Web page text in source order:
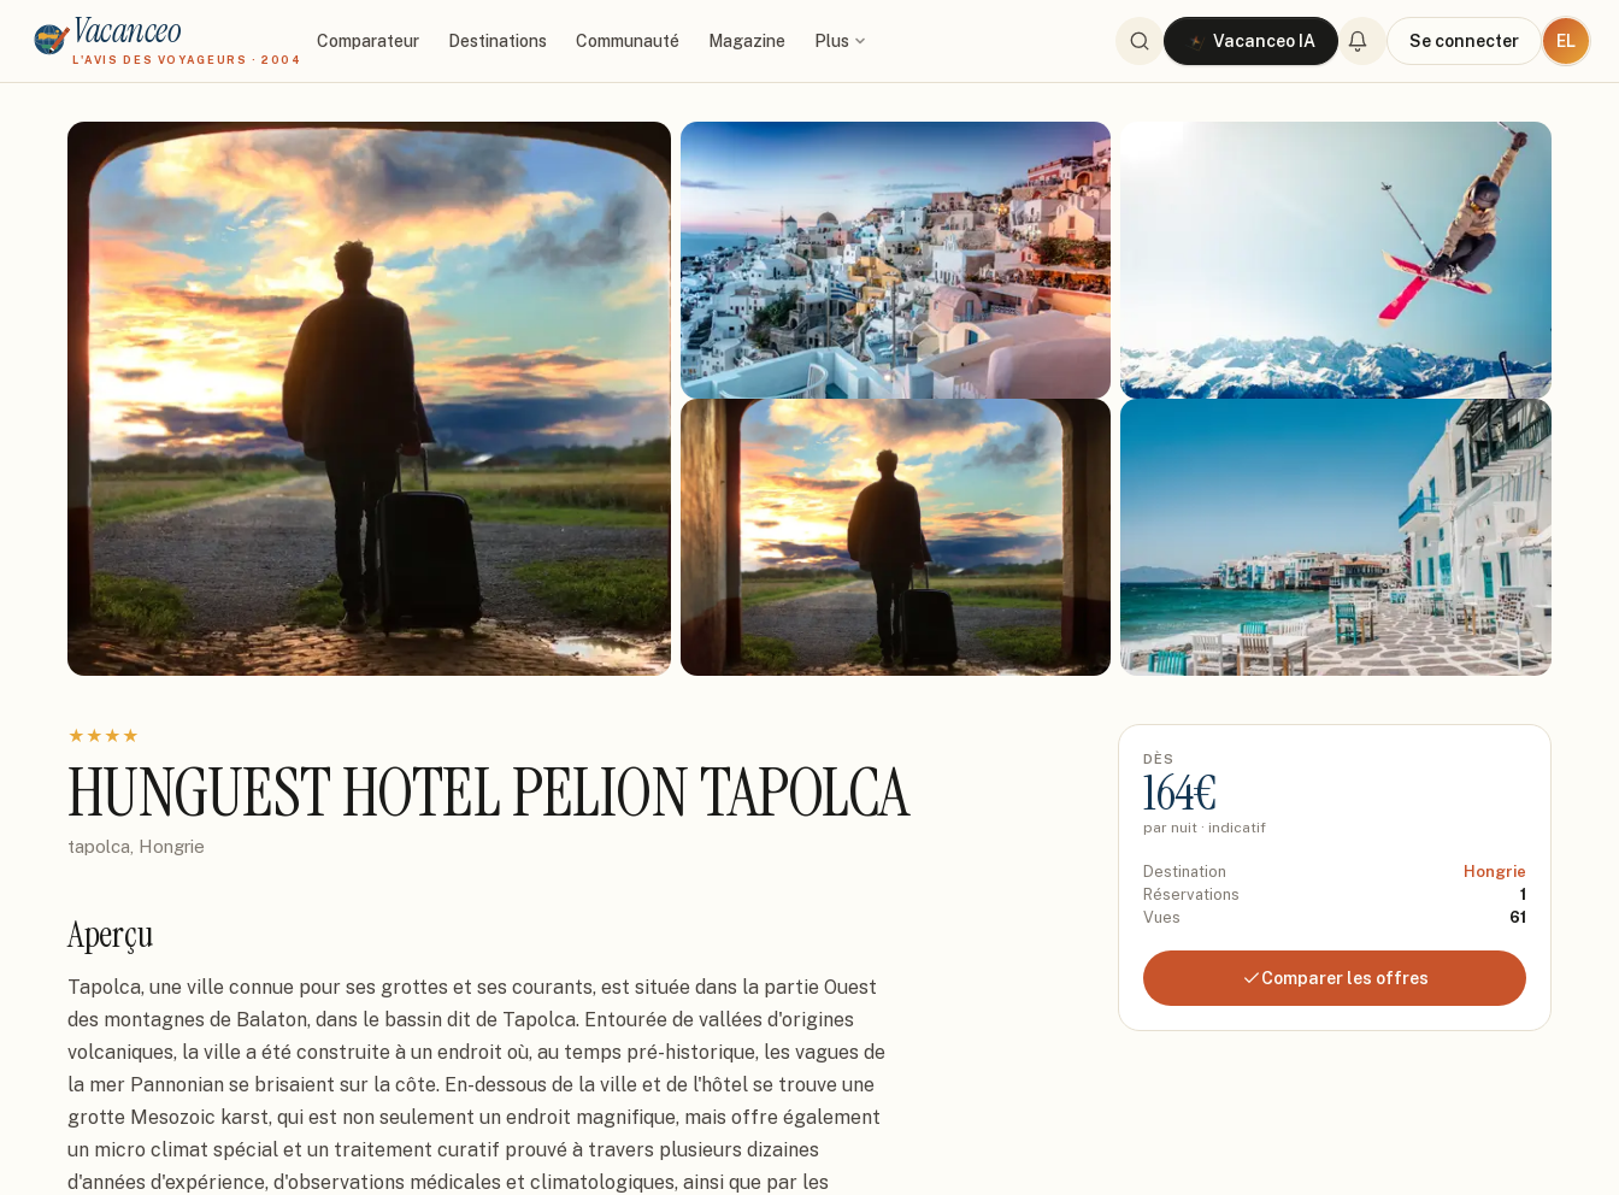
Vacanceo
L'AVIS DES VOYAGEURS · 2004
Comparateur Destinations Communauté Magazine Plus Vacanceo IA Se connecter EL
★★★★
HUNGUEST HOTEL PELION TAPOLCA
tapolca, Hongrie
Aperçu
Tapolca, une ville connue pour ses grottes et ses courants, est située dans la partie Ouest
des montagnes de Balaton, dans le bassin dit de Tapolca. Entourée de vallées d'origines
volcaniques, la ville a été construite à un endroit où, au temps pré-historique, les vagues de
la mer Pannonian se brisaient sur la côte. En-dessous de la ville et de l'hôtel se trouve une
grotte Mesozoic karst, qui est non seulement un endroit magnifique, mais offre également
un micro climat spécial et un traitement curatif prouvé à travers plusieurs dizaines
d'années d'expérience, d'observations médicales et climatologiques, ainsi que par les
DÈS
164€
par nuit · indicatif
Destination
Hongrie
Réservations
1
Vues
61
Comparer les offres